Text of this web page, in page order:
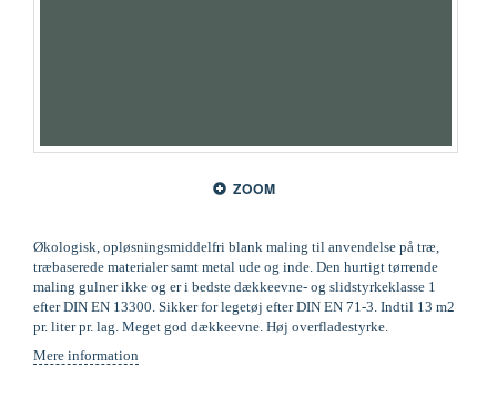
ZOOM
Økologisk, opløsningsmiddelfri blank maling til anvendelse på træ,
træbaserede materialer samt metal ude og inde. Den hurtigt tørrende
maling gulner ikke og er i bedste dækkeevne- og slidstyrkeklasse 1
efter DIN EN 13300. Sikker for legetøj efter DIN EN 71-3. Indtil 13 m2
pr. liter pr. lag. Meget god dækkeevne. Høj overfladestyrke.
Mere information